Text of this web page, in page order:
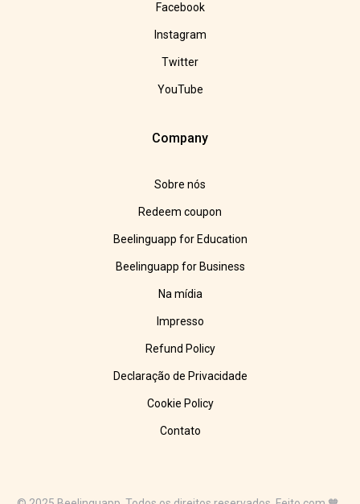
Facebook
Instagram
Twitter
YouTube
Company
Sobre nós
Redeem coupon
Beelinguapp for Education
Beelinguapp for Business
Na mídia
Impresso
Refund Policy
Declaração de Privacidade
Cookie Policy
Contato